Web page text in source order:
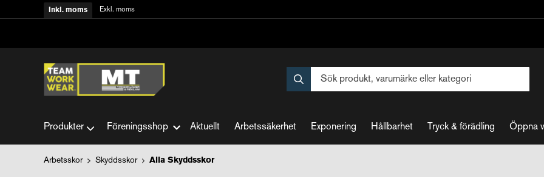
Inkl. moms Exkl. moms
Produkter Föreningsshop Aktuellt Arbetssäkerhet Exponering Hållbarhet Tryck & förädling Öppna
Arbetsskor Skyddsskor Alla Skyddsskor